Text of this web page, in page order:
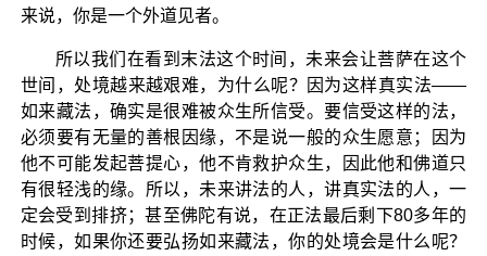
来说，你是一个外道见者。
所以我们在看到末法这个时间，未来会让菩萨在这个
世间，处境越来越艰难，为什么呢？因为这样真实法——
如来藏法，确实是很难被众生所信受。要信受这样的法，
必须要有无量的善根因缘，不是说一般的众生愿意；因为
他不可能发起菩提心，他不肯救护众生，因此他和佛道只
有很轻浅的缘。所以，未来讲法的人，讲真实法的人，一
定会受到排挤；甚至佛陀有说，在正法最后剩下80多年的
时候，如果你还要弘扬如来藏法，你的处境会是什么呢？